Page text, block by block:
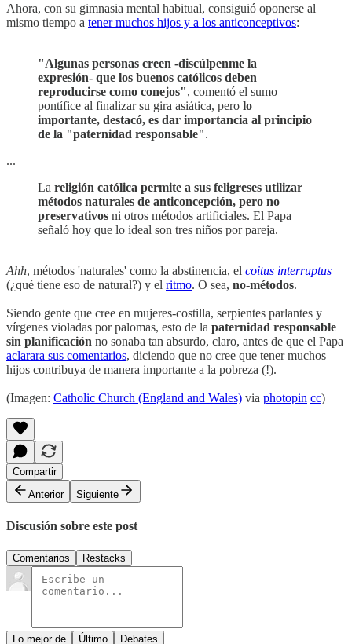
Ahora, con su gimnasia mental habitual, consiguió oponerse al
mismo tiempo a tener muchos hijos y a los anticonceptivos:
"Algunas personas creen -discúlpenme la
expresión- que los buenos católicos deben
reproducirse como conejos", comentó el sumo
pontífice al finalizar su gira asiática, pero lo
importante, destacó, es dar importancia al principio
de la "paternidad responsable".
...
La religión católica permite a sus feligreses utilizar
métodos naturales de anticoncepción, pero no
preservativos ni otros métodos artificiales. El Papa
señaló hoy que lo ideal son tres niños por pareja.
Ahh, métodos 'naturales' como la abstinencia, el coitus interruptus
(¿qué tiene eso de natural?) y el ritmo. O sea, no-métodos.
Siendo gente que cree en mujeres-costilla, serpientes parlantes y
vírgenes violadas por palomas, esto de la paternidad responsable
sin planificación no sonaba tan absurdo, claro, antes de que el Papa
aclarara sus comentarios, diciendo que no cree que tener muchos
hijos contribuya de manera importante a la pobreza (!).
(Imagen: Catholic Church (England and Wales) via photopin cc)
Compartir
Anterior
Siguiente
Discusión sobre este post
Comentarios Restacks
Lo mejor de Último Debates